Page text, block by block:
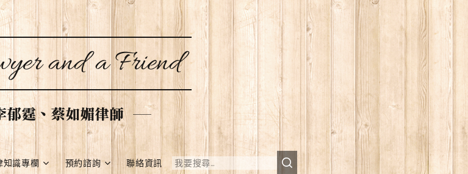
and a Friend
郁霆、蔡如媚律師
知識專欄 預約諮詢 聯絡資訊